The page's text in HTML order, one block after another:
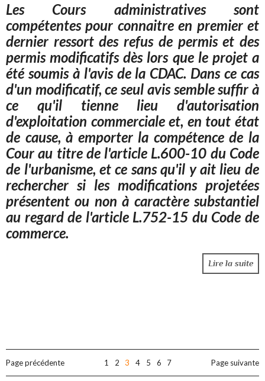
Les Cours administratives sont
compétentes pour connaitre en premier et
dernier ressort des refus de permis et des
permis modificatifs dès lors que le projet a
été soumis à l'avis de la CDAC. Dans ce cas
d'un modificatif, ce seul avis semble suffir à
ce qu'il tienne lieu d'autorisation
d'exploitation commerciale et, en tout état
de cause, à emporter la compétence de la
Cour au titre de l'article L.600-10 du Code
de l'urbanisme, et ce sans qu'il y ait lieu de
rechercher si les modifications projetées
présentent ou non à caractère substantiel
au regard de l'article L.752-15 du Code de
commerce.
Lire la suite
Page précédente 1 2 3 4 5 6 7 Page suivante